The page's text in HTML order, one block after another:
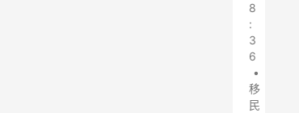
8
:
3
6
•
移
民